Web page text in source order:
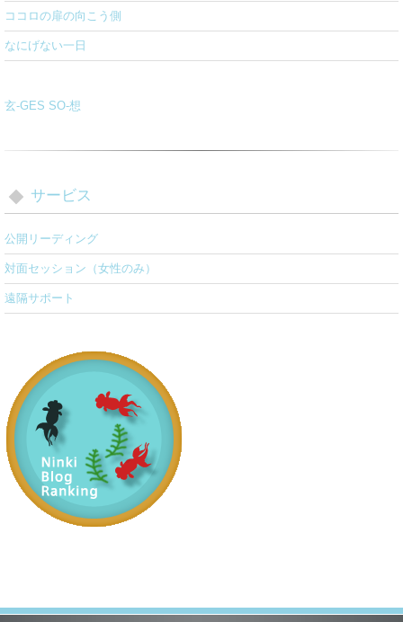
ココロの扉の向こう側
なにげない一日
玄-GES SO-想
サービス
公開リーディング
対面セッション（女性のみ）
遠隔サポート